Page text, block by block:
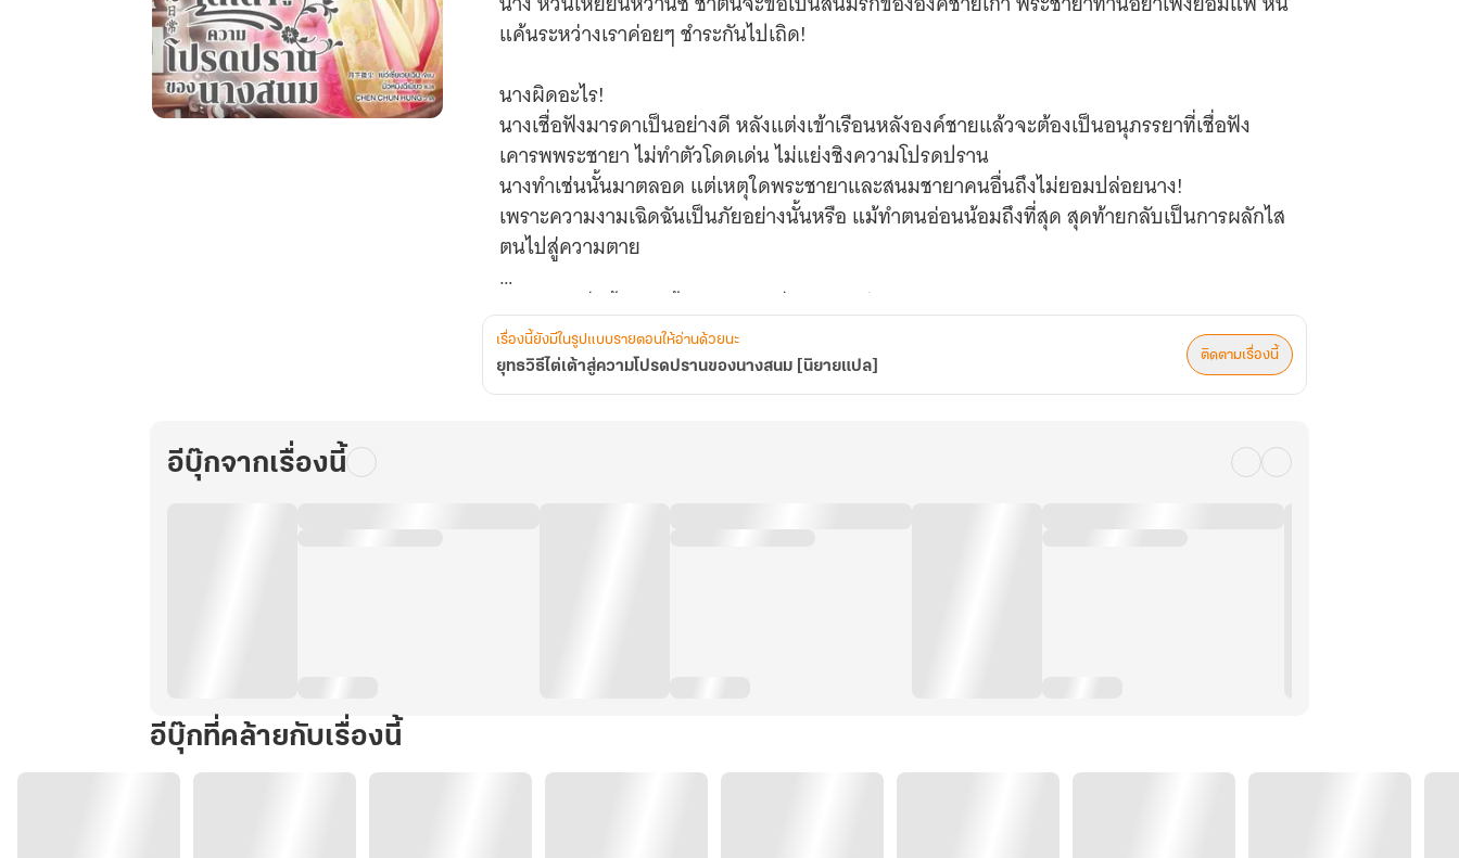
แปล]
แค้นระหว่างเราค่อยๆ ชำระกันไปเถิด!
นางผิดอะไร!
นางเชื่อฟังมารดาเป็นอย่างดี หลังแต่งเข้าเรือนหลังองค์ชายแล้วจะต้องเป็นอนุภรรยาที่เชื่อฟัง
เคารพพระชายา ไม่ทำตัวโดดเด่น ไม่แย่งชิงความโปรดปราน
นางทำเช่นนั้นมาตลอด แต่เหตุใดพระชายาและสนมชายาคนอื่นถึงไม่ยอมปล่อยนาง!
เพราะความงามเฉิดฉันเป็นภัยอย่างนั้นหรือ แม้ทำตนอ่อนน้อมถึงที่สุด สุดท้ายกลับเป็นการผลักไส
ตนไปสู่ความตาย
นางลืมตาตื่นขึ้นอีกครั้งในวังหลวงซึ่งเป็นจุดเริ่มต้นของการคัดเลือกหญิงงาม ประตูสู่เรือนหลังของ
องค์ชาย
ในเมื่อหลีกหนีไม่ได้ ก็มีแต่ต้องก้าวเดินไปข้างหน้า
พระชายาและบรรดาสนมชายาทั้งหลายหวาดกลัวใบหน้าของนางนักไม่ใช่หรือ
เรื่องนี้ยังมีในรูปแบบรายตอนให้อ่านด้วยนะ
ยุทธวิธีไต่เต้าสู่ความโปรดปรานของนางสนม [นิยายแปล]
ติดตามเรื่องนี้
อีบุ๊กจากเรื่องนี้
อีบุ๊กที่คล้ายกับเรื่องนี้